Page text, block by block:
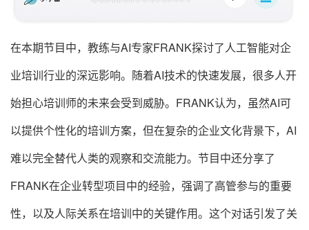
在本期节目中，教练与AI专家FRANK探讨了人工智能对企
业培训行业的深远影响。随着AI技术的快速发展，很多人开
始担心培训师的未来会受到威胁。FRANK认为，虽然AI可
以提供个性化的培训方案，但在复杂的企业文化背景下，AI
难以完全替代人类的观察和交流能力。节目中还分享了
FRANK在企业转型项目中的经验，强调了高管参与的重要
性，以及人际关系在培训中的关键作用。这个对话引发了关